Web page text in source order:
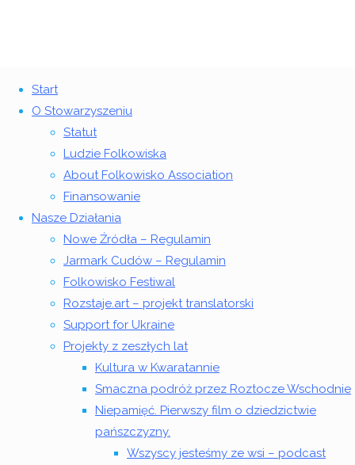
Start
O Stowarzyszeniu
Statut
Ludzie Folkowiska
About Folkowisko Association
Finansowanie
Nasze Działania
Nowe Źródła – Regulamin
Jarmark Cudów – Regulamin
Folkowisko Festiwal
Rozstaje.art – projekt translatorski
Support for Ukraine
Projekty z zeszłych lat
Kultura w Kwaratannie
Smaczna podróż przez Roztocze Wschodnie
Niepamięć. Pierwszy film o dziedzictwie
pańszczyzny.
Wszyscy jesteśmy ze wsi – podcast
Tag:Angela Gaber
otagowane
"Angela
kwietnia
20144
maja
2025
Аngela
Gaber
wariacja
Powrót
©2018 Stowarzyszenie Folkowisko